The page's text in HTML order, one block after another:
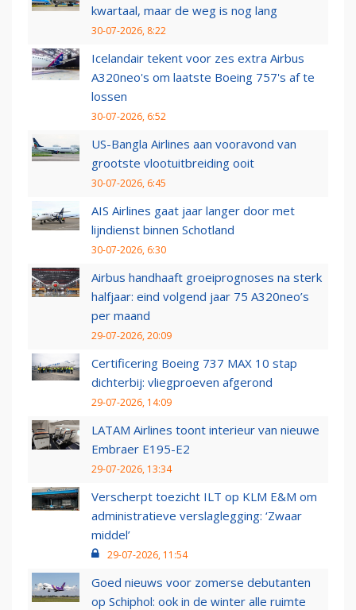
kwartaal, maar de weg is nog lang
30-07-2026, 8:22
Icelandair tekent voor zes extra Airbus
A320neo's om laatste Boeing 757's af te
lossen
30-07-2026, 6:52
US-Bangla Airlines aan vooravond van
grootste vlootuitbreiding ooit
30-07-2026, 6:45
AIS Airlines gaat jaar langer door met
lijndienst binnen Schotland
30-07-2026, 6:30
Airbus handhaaft groeiprognoses na sterk
halfjaar: eind volgend jaar 75 A320neo’s
per maand
29-07-2026, 20:09
Certificering Boeing 737 MAX 10 stap
dichterbij: vliegproeven afgerond
29-07-2026, 14:09
LATAM Airlines toont interieur van nieuwe
Embraer E195-E2
29-07-2026, 13:34
Verscherpt toezicht ILT op KLM E&M om
administratieve verslaglegging: ‘Zwaar
middel’
29-07-2026, 11:54
Goed nieuws voor zomerse debutanten
op Schiphol: ook in de winter alle ruimte